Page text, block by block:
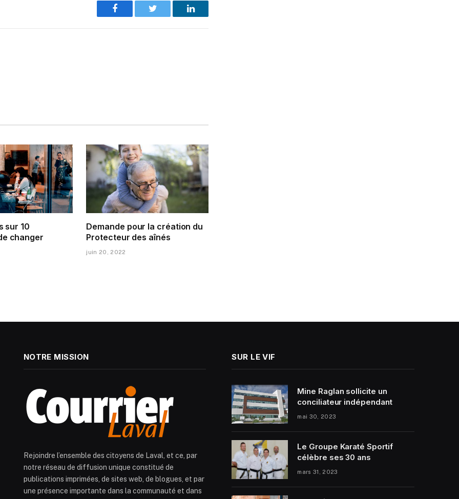
Facebook Twitter LinkedIn
sur 10
changer
Demande pour la création du
Protecteur des aînés
juin 20, 2022
NOTRE MISSION
Rejoindre l’ensemble des citoyens de Laval, et ce, par
notre réseau de diffusion unique constitué de
publications imprimées, de sites web, de blogues, et par
une présence importante dans la communauté et dans
SUR LE VIF
Mine Raglan sollicite un
conciliateur indépendant
mai 30, 2023
Le Groupe Karaté Sportif
célèbre ses 30 ans
mars 31, 2023